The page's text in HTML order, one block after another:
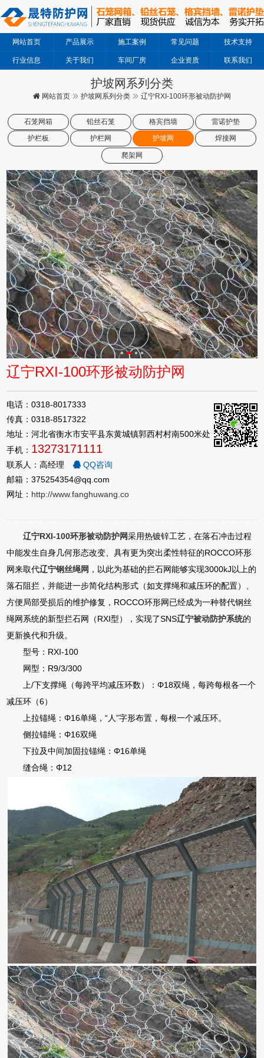
网站首页 产品展示 施工案例 常见问题 技术支持
行业信息 关于我们 车间厂房 企业资质 联系我们
护坡网系列分类
网站首页 护坡网系列分类 辽宁RXI-100环形被动防护网
石笼网箱 铅丝石笼 格宾挡墙 雷诺护垫
护栏板 护栏网 护坡网 焊接网
爬架网
辽宁RXI-100环形被动防护网
电话：0318-8017333
传真：0318-8517322
地址：河北省衡水市安平县东黄城镇郭西村村南500米处
手机： 13273171111
联系人：高经理
QQ咨询
邮箱：375254354@qq.com
网址： http://www.fanghuwang.co
辽宁RXI-100环形被动防护网采用热镀锌工艺，在落石冲击过程
中能发生自身几何形态改变、具有更为突出柔性特征的ROCCO环形
网来取代辽宁钢丝绳网 ，以此为基础的拦石网能够实现3000kJ以上的
落石阻拦，并能进一步简化结构形式（如支撑绳和减压环的配置）、
方便局部受损后的维护修复，ROCCO环形网已经成为一种替代钢丝
绳网系统的新型拦石网（RXI型），实现了SNS辽宁被动防护系统的
更新换代和升级。
型号：RXI-100
网型：R9/3/300
上/下支撑绳（每跨平均减压环数）：Φ18双绳，每跨每根各一个
减压环（6）
上拉锚绳：Φ16单绳，“人”字形布置，每根一个减压环。
侧拉锚绳：Φ16双绳
下拉及中间加固拉锚绳：Φ16单绳
缝合绳：Φ12